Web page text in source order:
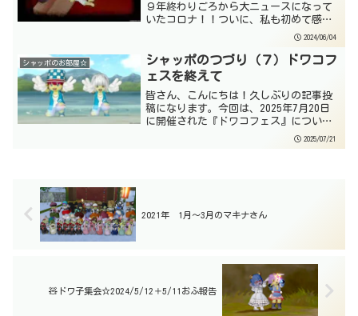
９年終わりごろから大ニュースになって
いたコロナ！！ついに、私も初めて感染
してしまいまして、とても辛い一週間を
たのが５月２４日。その３日ほど前に、
父親が体がしんど...
2024/06/04
シャッポのお部屋☆
シャッポのつづり（７）ドワコフ
ェスを終えて
皆さん、こんにちは！久しぶりの記事投
稿になります。今回は、2025年7月20日
に開催された『ドワコフェス』について
少し語ってみようかなぁと思います！今
からおよそ一年前…昨年2024年の6月に、
2025/07/21
2021年 1月～3月のマキナさん
🧸ドワ子集会☆2024/5/12＋5/11おふ報告